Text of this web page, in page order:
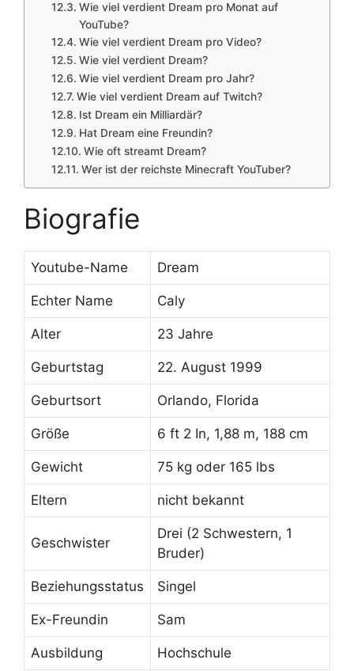
Wie viel verdient Dream pro Monat auf
YouTube?
Wie viel verdient Dream pro Video?
Wie viel verdient Dream?
Wie viel verdient Dream pro Jahr?
Wie viel verdient Dream auf Twitch?
Ist Dream ein Milliardär?
Hat Dream eine Freundin?
Wie oft streamt Dream?
Wer ist der reichste Minecraft YouTuber?
Biografie
Youtube-Name Dream
Echter Name Caly
Alter 23 Jahre
Geburtstag 22. August 1999
Geburtsort Orlando, Florida
Größe 6 ft 2 In, 1,88 m, 188 cm
Gewicht 75 kg oder 165 lbs
Eltern nicht bekannt
Geschwister
Drei (2 Schwestern, 1
Bruder)
Beziehungsstatus Singel
Ex-Freundin Sam
Ausbildung Hochschule